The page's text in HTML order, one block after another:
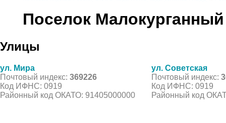
Поселок Малокурганный
Улицы
ул. Мира
Почтовый индекс: 369226
Код ИФНС: 0919
Районный код ОКАТО: 91405000000
ул. Советская
Почтовый индекс:
Код ИФНС: 0919
Районный код